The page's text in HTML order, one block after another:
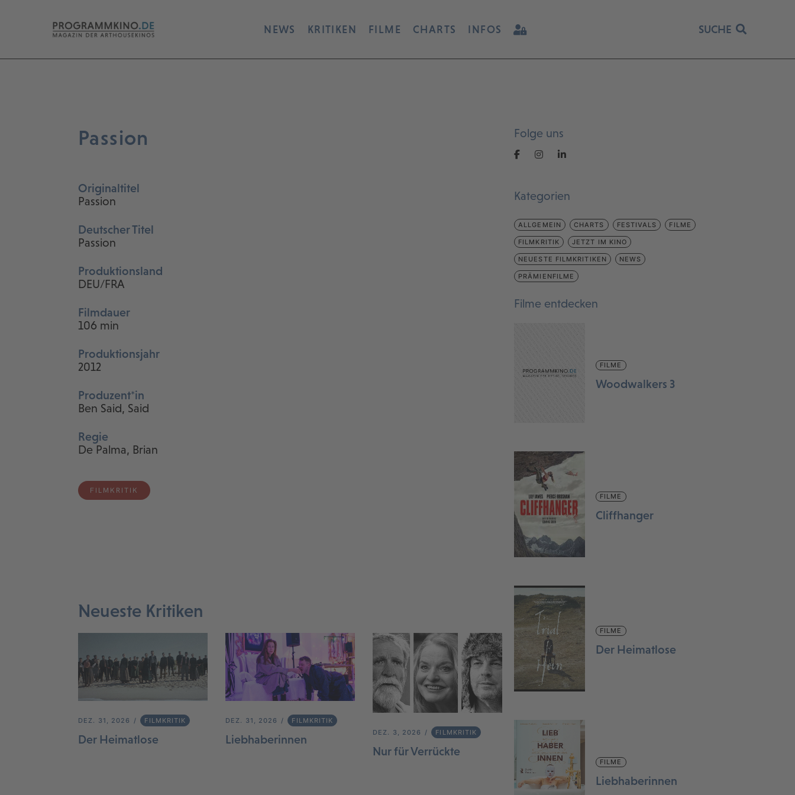
NEWS KRITIKEN FILME CHARTS INFOS SUCHE
Passion
Originaltitel
Passion
Deutscher Titel
Passion
Produktionsland
DEU/FRA
Filmdauer
106 min
Produktionsjahr
2012
Produzent*in
Ben Said, Said
Regie
De Palma, Brian
FILMKRITIK
Neueste Kritiken
DEZ. 31, 2026 FILMKRITIK
Der Heimatlose
DEZ. 31, 2026 FILMKRITIK
Liebhaberinnen
DEZ. 3, 2026 FILMKRITIK
Nur für Verrückte
Folge uns
Kategorien
ALLGEMEIN CHARTS FESTIVALS FILME
FILMKRITIK JETZT IM KINO
NEUESTE FILMKRITIKEN NEWS
PRÄMIENFILME
Filme entdecken
FILME
Woodwalkers 3
FILME
Cliffhanger
FILME
Der Heimatlose
FILME
Liebhaberinnen